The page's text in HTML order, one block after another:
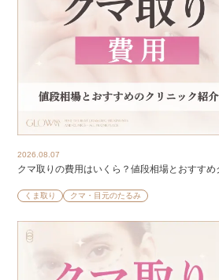
2026.08.07
クマ取りの費用はいくら？値段相場とおすすめ
くま取り クマ・目元のたるみ